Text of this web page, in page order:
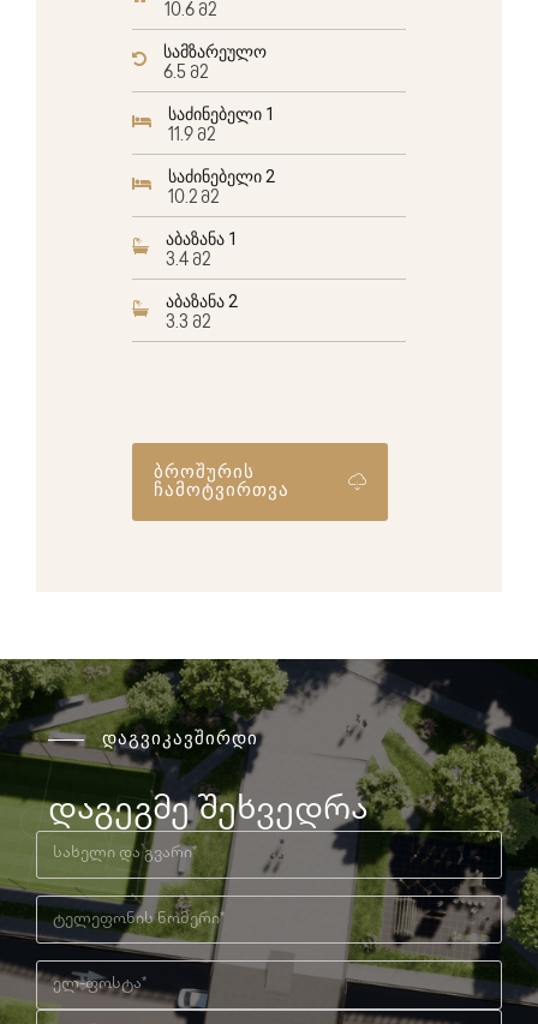
10.6 მ2
სამზარეულო
6.5 მ2
საძინებელი 1
11.9 მ2
საძინებელი 2
10.2 მ2
აბაზანა 1
3.4 მ2
აბაზანა 2
3.3 მ2
ბროშურის
ჩამოტვირთვა
დაგვიკავშირდი
დაგეგმე შეხვედრა